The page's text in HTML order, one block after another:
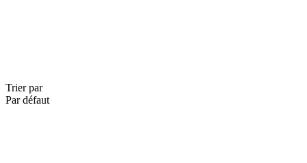
Trier par
Par défaut